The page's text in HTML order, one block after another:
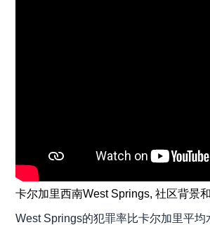
卡尔加里西南West Springs, 社区背景
West Springs的犯罪率比卡尔加里平均